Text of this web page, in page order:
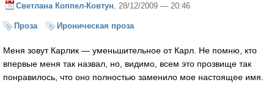
Светлана Коппел-Ковтун , 28/12/2009 — 20:46
Проза Ироническая проза
Меня зовут Карлик — уменьшительное от Карл. Не помню, кто
впервые меня так назвал, но, видимо, всем это прозвище так
понравилось, что оно полностью заменило мое настоящее имя.